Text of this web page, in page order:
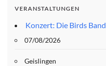
VERANSTALTUNGEN
Konzert: Die Birds Band
07/08/2026
Geislingen